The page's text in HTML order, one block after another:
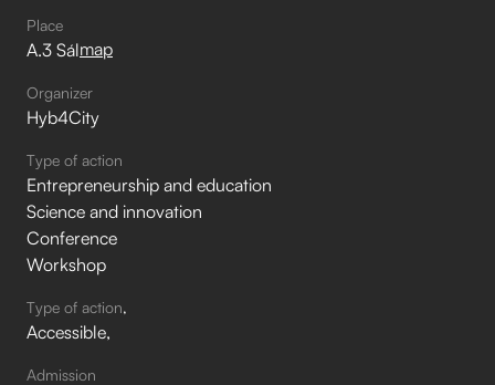
Place
A.3 Sálmap
Organizer
Hyb4City
Type of action
Entrepreneurship and education
Science and innovation
Conference
Workshop
Type of action
Accessible
Admission